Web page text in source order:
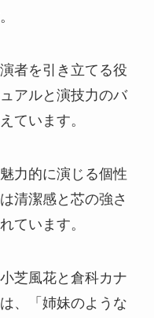
者を引き立てる役
アルと演技力のバ
ています。
力的に演じる個性
清潔感と芯の強さ
ています。
芝風花と倉科カナ
、「姉妹のような